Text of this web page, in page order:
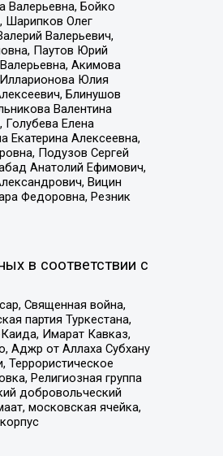
Валерьевна, Бойко
Шарипков Олег
Валерьевич,
Паутов Юрий
Акимова
Юлия
Блинушов
Валентина
Елена
Екатерина Алексеевна,
Подузов Сергей
Анатолий Ефимович,
Вицин
Федоровна, Резник
в соответствии с
Священная война,
партия Туркестана,
Имарат Кавказ,
Аджр от Аллаха Субхану
Религиозная группа
добровольческий
московская ячейка,